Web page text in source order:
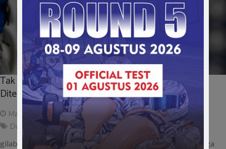
Tak Kunjung Tunjukkan Potensi, Akankah Lorenzo
Ditendang?
May 29, 2018
ad
Ducati
jorge lorenzo kontrak baru motogp 2018
gilabalap.com – Bersinar bersama Yamaha dengan koleksi tiga